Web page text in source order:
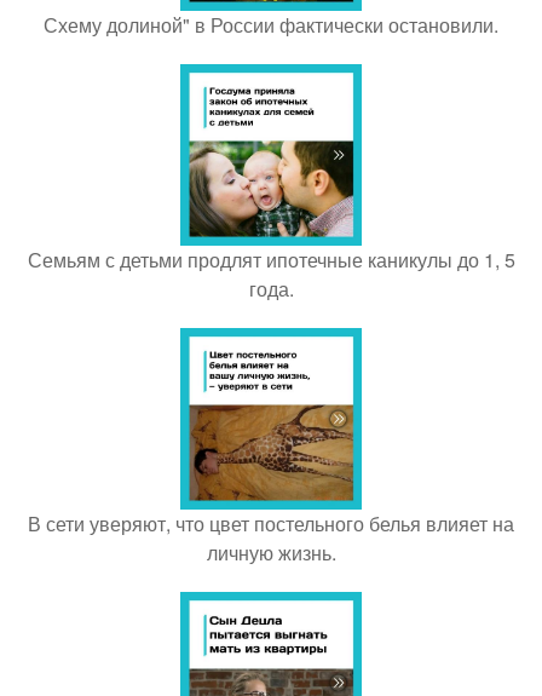
Схему долиной" в России фактически остановили.
Семьям с детьми продлят ипотечные каникулы до 1, 5
года.
В сети уверяют, что цвет постельного белья влияет на
личную жизнь.